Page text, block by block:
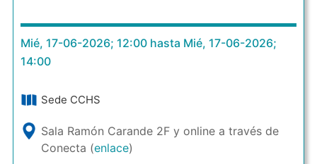
Mié, 17-06-2026; 12:00 hasta Mié, 17-06-2026;
14:00
Sede CCHS
Sala Ramón Carande 2F y online a través de
Conecta (enlace)